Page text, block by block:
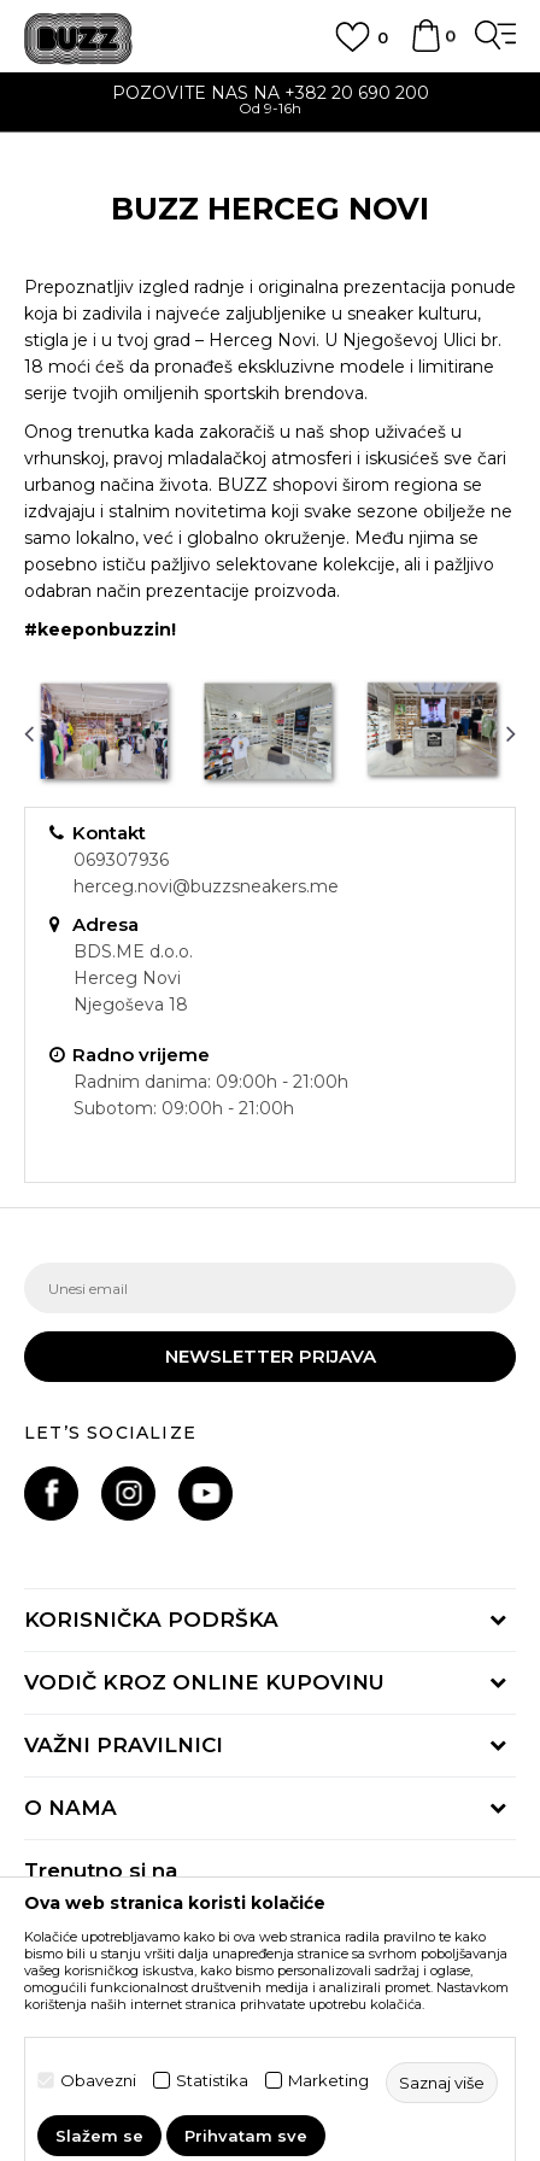
0
0
POZOVITE NAS NA +382 20 690 200
Od 9-16h
BUZZ HERCEG NOVI
Prepoznatljiv izgled radnje i originalna prezentacija ponude
koja bi zadivila i najveće zaljubljenike u sneaker kulturu,
stigla je i u tvoj grad – Herceg Novi. U Njegoševoj Ulici br.
18 moći ćeš da pronađeš ekskluzivne modele i limitirane
serije tvojih omiljenih sportskih brendova.
Onog trenutka kada zakoračiš u naš shop uživaćeš u
vrhunskoj, pravoj mladalačkoj atmosferi i iskusićeš sve čari
urbanog načina života. BUZZ shopovi širom regiona se
izdvajaju i stalnim novitetima koji svake sezone obilježe ne
samo lokalno, već i globalno okruženje. Među njima se
posebno ističu pažljivo selektovane kolekcije, ali i pažljivo
odabran način prezentacije proizvoda.
#keeponbuzzin!
Kontakt
069307936
herceg.novi@buzzsneakers.me
Adresa
BDS.ME d.o.o.
Herceg Novi
Njegoševa 18
Radno vrijeme
Radnim danima: 09:00h - 21:00h
Subotom: 09:00h - 21:00h
NEWSLETTER PRIJAVA
LET’S SOCIALIZE
KORISNIČKA PODRŠKA
Provjeri status porudžbine
Radno vrijeme 9-16h
VODIČ KROZ ONLINE KUPOVINU
Načini isporuke
Reklamacije
VAŽNI PRAVILNICI
Pravila Sport&Bonus programa
O NAMA
BUZZ Shopovi
Postani dio BUZZ tima
Trenutno si na
Buzz Crna Gora PROMIJENI
Nastojimo da budemo što precizniji u opisu proizvoda, prikazu slika i samih
cijena, ali ne možemo garantovati da su sve informacije kompletne i bez
grešaka. Svi artikli prikazani na sajtu su dio naše ponude i ne podrazumijeva da
su dostupni u svakom trenutku. Raspoloživost robe možete provjeriti pozivom
©2026www.buzzsneakers.me, IzradaNB SOFT. Sva prava
Ova web stranica koristi kolačiće
Kolačiće upotrebljavamo kako bi ova web stranica radila pravilno te kako
bismo bili u stanju vršiti dalja unapređenja stranice sa svrhom poboljšavanja
vašeg korisničkog iskustva, kako bismo personalizovali sadržaj i oglase,
omogućili funkcionalnost društvenih medija i analizirali promet. Nastavkom
korištenja naših internet stranica prihvatate upotrebu kolačića.
Obavezni Statistika Marketing Saznaj više
Slažem se Prihvatam sve